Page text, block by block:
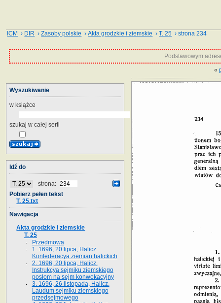
ICM › DIR ›Zasoby polskie ›Akta grodzkie i ziemskie ›T. 25 › strona 234
Podstawowym
«
Wyszukiwanie
w książce
szukaj w całej serii
Idź do
strona:
Pobierz pełen tekst
T. 25.txt
Nawigacja
Akta grodzkie i ziemskie
T. 25
Przedmowa
1. 1696, 20 lipca, Halicz.
Konfederacya ziemian halickich
2. 1696, 20 lipca, Halicz.
Instrukcya sejmiku ziemskiego
posłom na sejm konwokacyjny
3. 1696, 26 listopada, Halicz.
Laudum sejmiku ziemskiego
przedsejmowego